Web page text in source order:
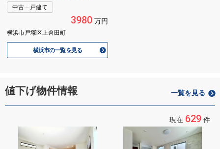
中古一戸建て
3980万円
横浜市戸塚区上倉田町
横浜市の一覧を見る
値下げ物件情報 一覧を見る
現在 629 件